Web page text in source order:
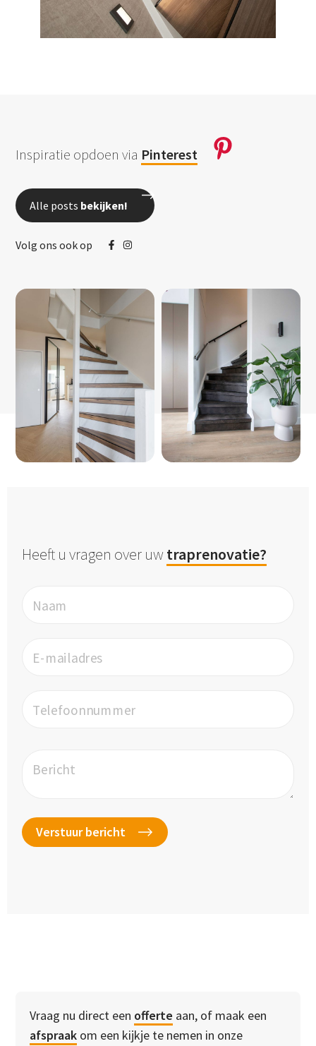
Inspiratie opdoen via Pinterest
Alle posts bekijken!
Volg ons ook op
Heeft u vragen over uwtraprenovatie?
Naam
E-mailadres
Telefoonnummer
Bericht
Vraag nu direct een offerte aan, of maak een
afspraak om een kijkje te nemen in onze